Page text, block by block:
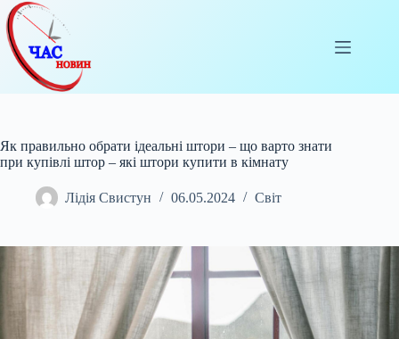
Перейти
до
вмісту
Як правильно обрати ідеальні штори – що варто знати
при купівлі штор – які штори купити в кімнату
Лідія Свистун 06.05.2024 Світ